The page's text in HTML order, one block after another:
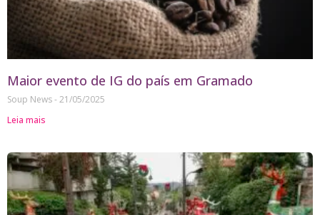
Maior evento de IG do país em Gramado
Soup News 21/05/2025
Leia mais